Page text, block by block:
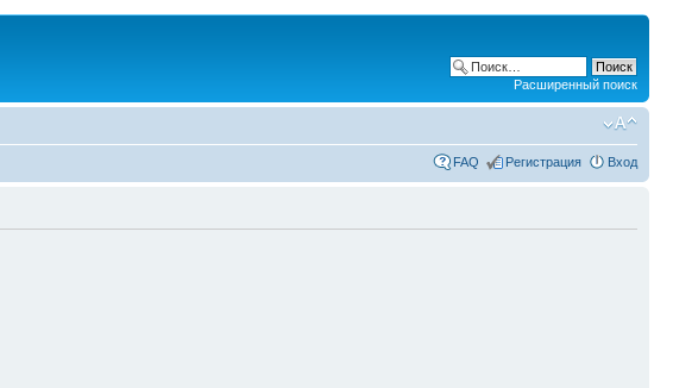
Расширенный поиск
FAQ Регистрация Вход